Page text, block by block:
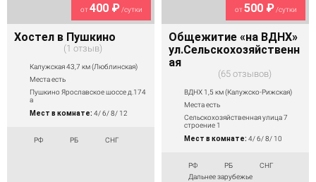
от400 ₽/сутки
Хостел в Пушкино
1 отзыв
Калужская 43,7 км (Люблинская)
Места есть
Пушкино Ярославское шоссе д.174
а
Мест в комнате: 4/ 6/ 8/ 12
РФ РБ СНГ
от500 ₽/сутки
Общежитие «на ВДНХ»
ул.Сельскохозяйственн
ая
65 отзывов
ВДНХ 1,5 км (Калужско-Рижская)
Места есть
Сельскохозяйственная улица 7
строение 1
Мест в комнате: 4/ 6/ 8/ 10
РФ РБ
СНГ
Дальнее зарубежье